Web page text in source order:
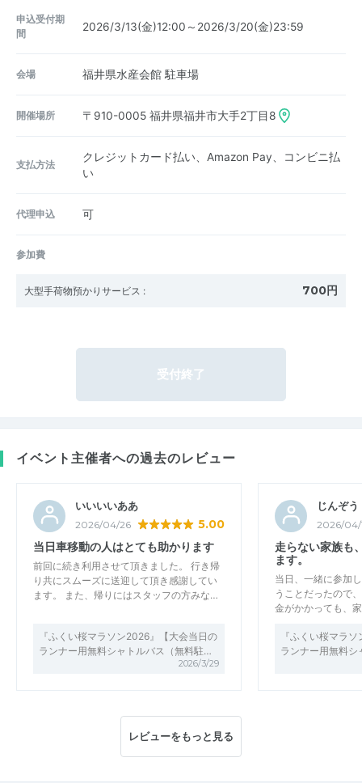
申込受付期
間
2026/3/13(金)12:00～2026/3/20(金)23:59
会場 福井県水産会館 駐車場
開催場所 〒910-0005 福井県福井市大手2丁目8
支払方法
クレジットカード払い、Amazon Pay、コンビニ払
い
代理申込 可
参加費
大型手荷物預かりサービス : 700円
受付終了
イベント主催者への過去のレビュー
いいいいああ
2026/04/26 5.00
当日車移動の人はとても助かります
前回に続き利用させて頂きました。 行き帰
り共にスムーズに送迎して頂き感謝してい
ます。 また、帰りにはスタッフの方みな…
『ふくい桜マラソン2026』【大会当日の
ランナー用無料シャトルバス（無料駐…
2026/3/29
じんぞう
2026/04/
走らない家族も
ます。
当日、一緒に参加
うことだったので
金がかかっても、
『ふくい桜マラ
ランナー用無料
レビューをもっと見る